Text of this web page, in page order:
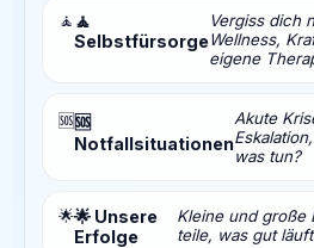
🧘 🧘
Selbstfürsorge
Vergiss dich
Wellness,
eigene
🆘🆘
Notfallsituationen
Akute
was tun?
🌟🌟 Unsere
Erfolge
Kleine und
teile, was gut